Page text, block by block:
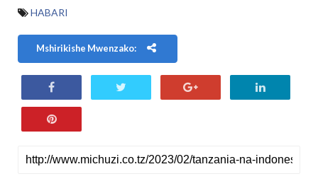
HABARI
Mshirikishe Mwenzako: